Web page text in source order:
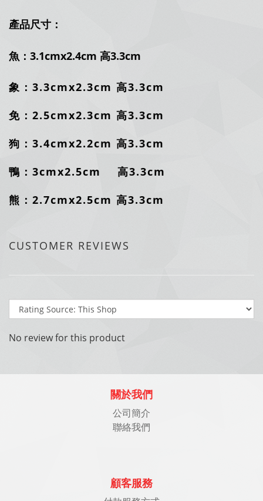
產品尺寸：
魚：3.1cmx2.4cm 高3.3cm
象：3.3cmx2.3cm 高3.3cm
免：2.5cmx2.3cm 高3.3cm
狗：3.4cmx2.2cm 高3.3cm
鴨：3cmx2.5cm 高3.3cm
熊：2.7cmx2.5cm 高3.3cm
CUSTOMER REVIEWS
No review for this product
關於我們
公司簡介
聯絡我們
顧客服務